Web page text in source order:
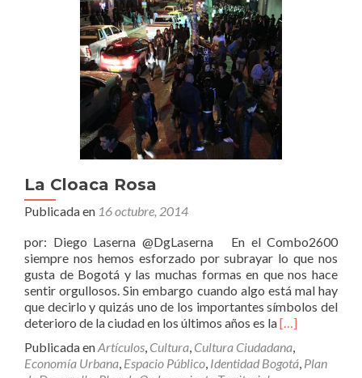
La Cloaca Rosa
Publicada en 16 octubre, 2014
por: Diego Laserna @DgLaserna En el Combo2600
siempre nos hemos esforzado por subrayar lo que nos
gusta de Bogotá y las muchas formas en que nos hace
sentir orgullosos. Sin embargo cuando algo está mal hay
que decirlo y quizás uno de los importantes símbolos del
deterioro de la ciudad en los últimos años es laLeer
Cloaca
Rosa
[…]
Publicada enArtículos, Cultura, Cultura Ciudadana,
Economía Urbana, Espacio Público, Identidad Bogotá, Plan